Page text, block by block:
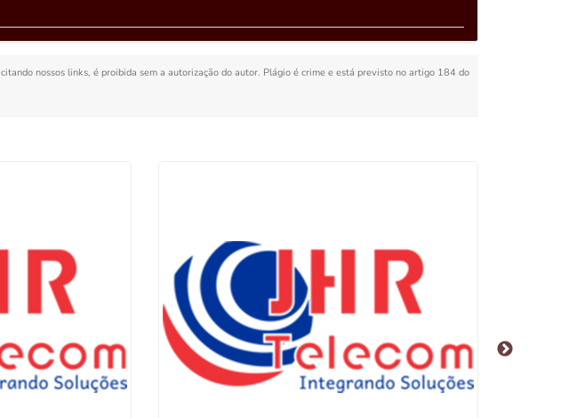
nossos links, é proibida sem a autorização do autor. Plágio é crime e está previsto no artigo 184 do